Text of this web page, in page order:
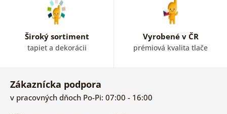
Široký sortiment
tapiet a dekorácii
Vyrobené v ČR
prémiová kvalita tlače
Zákaznícka podpora
v pracovných dňoch Po-Pi: 07:00 - 16:00